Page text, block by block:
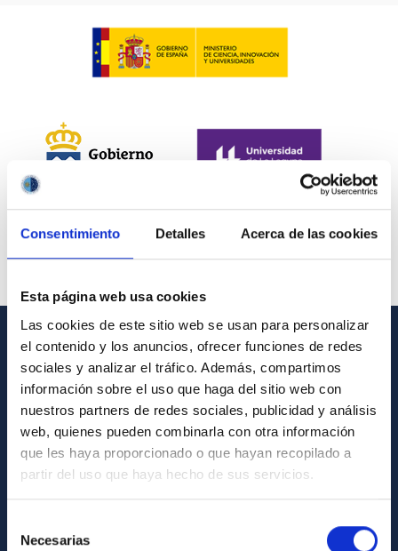
Consentimiento Detalles Acerca de las cookies
Esta página web usa cookies
Las cookies de este sitio web se usan para personalizar
el contenido y los anuncios, ofrecer funciones de redes
sociales y analizar el tráfico. Además, compartimos
información sobre el uso que haga del sitio web con
nuestros partners de redes sociales, publicidad y análisis
web, quienes pueden combinarla con otra información
que les haya proporcionado o que hayan recopilado a
partir del uso que haya hecho de sus servicios.
Necesarias
INFORMACIÓN GENERAL
Contacto
Cómo llegar al IAC
Directorio de personal
Biblioteca